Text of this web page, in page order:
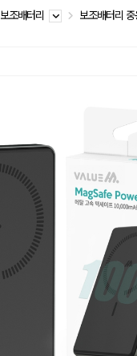
보조배터리 보조배터리